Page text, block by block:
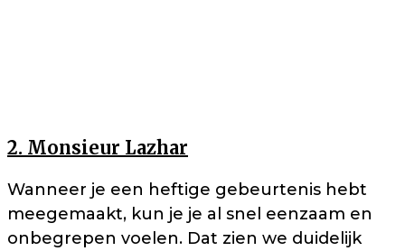
2. Monsieur Lazhar
Wanneer je een heftige gebeurtenis hebt
meegemaakt, kun je je al snel eenzaam en
onbegrepen voelen. Dat zien we duidelijk